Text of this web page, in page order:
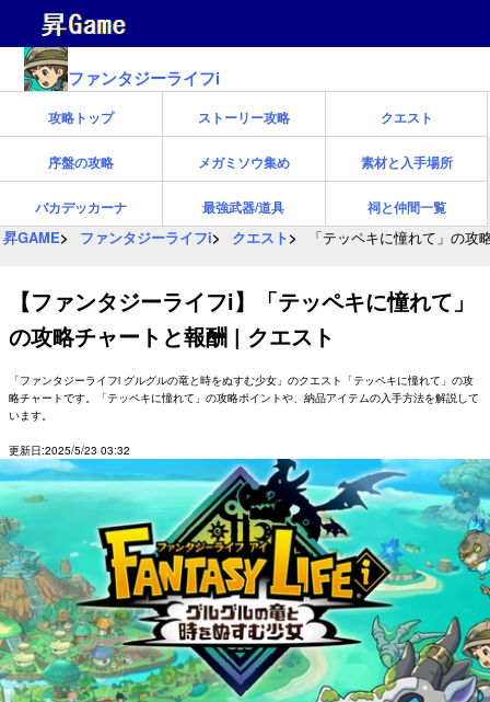
ファンタジーライフi
攻略トップ ストーリー攻略 クエスト
序盤の攻略 メガミソウ集め 素材と入手場所
バカデッカーナ 最強武器/道具 祠と仲間一覧
昇GAME ファンタジーライフi クエスト 「テッペキに憧れて」の
【ファンタジーライフi】「テッペキに憧れて」
の攻略チャートと報酬 | クエスト
「ファンタジーライフi グルグルの竜と時をぬすむ少女」のクエスト「テッペキに憧れて」の攻
略チャートです。「テッペキに憧れて」の攻略ポイントや、納品アイテムの入手方法を解説して
います。
更新日:2025/5/23 03:32